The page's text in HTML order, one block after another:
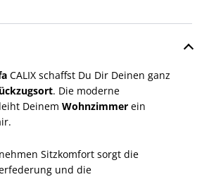
CALIX schaffst Du Dir Deinen ganz
. Die moderne
Deinem Wohnzimmer ein
Sitzkomfort sorgt die
und die